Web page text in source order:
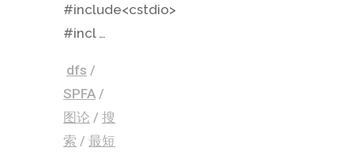
#include<cstdio>
#incl …
dfs /
SPFA /
图论 / 搜
索 / 最短